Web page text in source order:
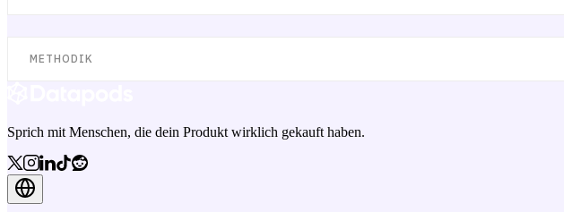
METHODIK
Sprich mit Menschen, die dein Produkt wirklich gekauft haben.